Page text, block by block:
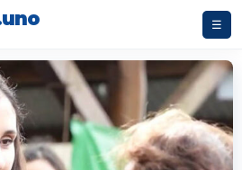
☰